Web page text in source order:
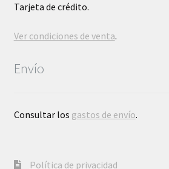
Tarjeta de crédito.
Ver condiciones de venta.
Envío
Consultar los gastos de envío.
Política de privacidad